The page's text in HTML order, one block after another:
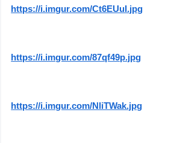
https://i.imgur.com/Ct6EUuI.jpg
https://i.imgur.com/87qf49p.jpg
https://i.imgur.com/NliTWak.jpg